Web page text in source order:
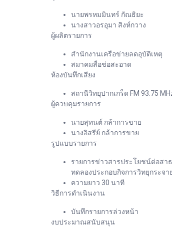
นายพรหมมินทร์ กัณธิยะ
นางสาวอรอุมา สิงห์กวาง
ผู้ผลิตรายการ
สำนักงานเครือข่ายลดอุบัติเหตุ
สมาคมสื่อช่อสะอาด
ห้องบันทึกเสียง
สถานีวิทยุปากเกร็ด FM 93.75
ผู้ควบคุมรายการ
นายสุทนต์ กล้าการขาย
นางอิสรีย์ กล้าการขาย
รูปแบบรายการ
รายการข่าวสารประโยชน์ต่อสา
ทดลองประกอบกิจการวิทยุกระจา
ความยาว 30 นาที
วิธีการดำเนินงาน
บันทึกรายการล่วงหน้า
งบประมาณสนับสนุน